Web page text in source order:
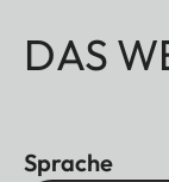
DAS
Sprache